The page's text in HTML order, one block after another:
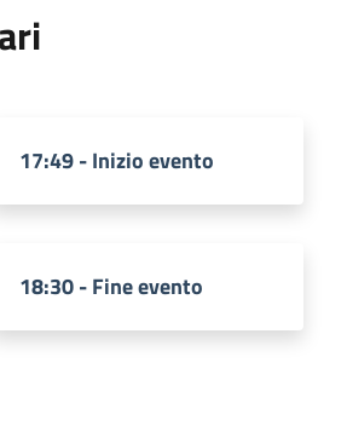
17:49 - Inizio evento
18:30 - Fine evento